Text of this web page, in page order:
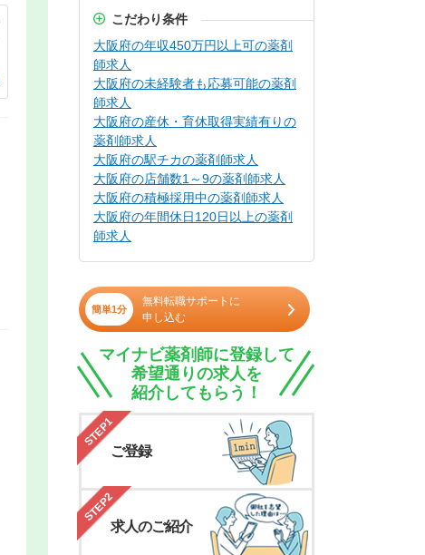
こだわり条件
大阪府の年収450万円以上可の薬剤
師求人
大阪府の未経験者も応募可能の薬剤
師求人
大阪府の産休・育休取得実績有りの
薬剤師求人
大阪府の駅チカの薬剤師求人
大阪府の店舗数1～9の薬剤師求人
大阪府の積極採用中の薬剤師求人
大阪府の年間休日120日以上の薬剤
師求人
簡単1分
無料転職サポートに
申し込む
マイナビ薬剤師に登録して
希望通りの求人を
紹介してもらう！
STEP1
ご登録
STEP2
求人のご紹介